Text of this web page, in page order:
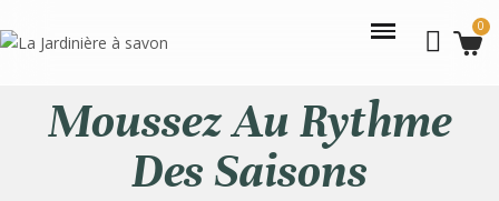
Moussez Au Rythme
Des Saisons